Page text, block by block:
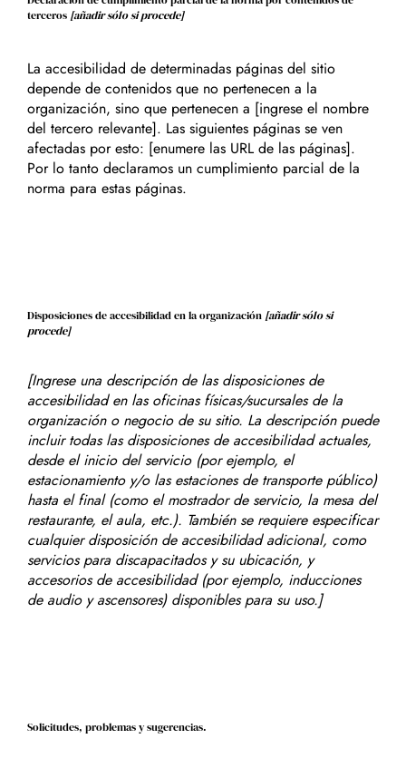
terceros [añadir sólo si procede]
La accesibilidad de determinadas páginas del sitio
depende de contenidos que no pertenecen a la
organización, sino que pertenecen a [ingrese el nombre
del tercero relevante]. Las siguientes páginas se ven
afectadas por esto: [enumere las URL de las páginas].
Por lo tanto declaramos un cumplimiento parcial de la
norma para estas páginas.
Disposiciones de accesibilidad en la organización [añadir sólo si
procede]
[Ingrese una descripción de las disposiciones de
accesibilidad en las oficinas físicas/sucursales de la
organización o negocio de su sitio. La descripción puede
incluir todas las disposiciones de accesibilidad actuales,
desde el inicio del servicio (por ejemplo, el
estacionamiento y/o las estaciones de transporte público)
hasta el final (como el mostrador de servicio, la mesa del
restaurante, el aula, etc.). También se requiere especificar
cualquier disposición de accesibilidad adicional, como
servicios para discapacitados y su ubicación, y
accesorios de accesibilidad (por ejemplo, inducciones
de audio y ascensores) disponibles para su uso.]
Solicitudes, problemas y sugerencias.